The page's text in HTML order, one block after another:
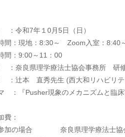
：令和7年１0月5日（日）
間：現地：8:30～ Zoom入室：8:40
間：9:00～11：00
：奈良県理学療法士協会事務所 研
：辻本 直秀先生 (西大和リハビリテ
：『Pusher現象のメカニズムと臨床
費：
加の場合 奈良県理学療法士協